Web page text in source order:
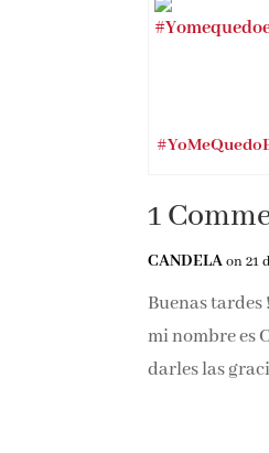
1
CANDELA on 21
Buenas tardes !
mi nombre es
darles las